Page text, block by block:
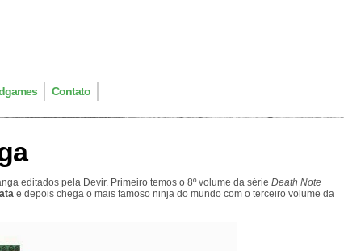
Contato
editados pela Devir. Primeiro temos o 8º volume da série Death Note
e depois chega o mais famoso ninja do mundo com o terceiro volume da